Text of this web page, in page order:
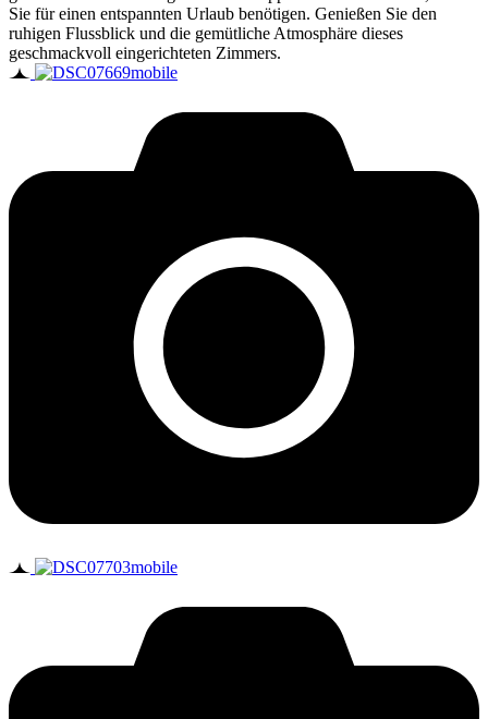
Sie für einen entspannten Urlaub benötigen. Genießen Sie den
ruhigen Flussblick und die gemütliche Atmosphäre dieses
geschmackvoll eingerichteten Zimmers.